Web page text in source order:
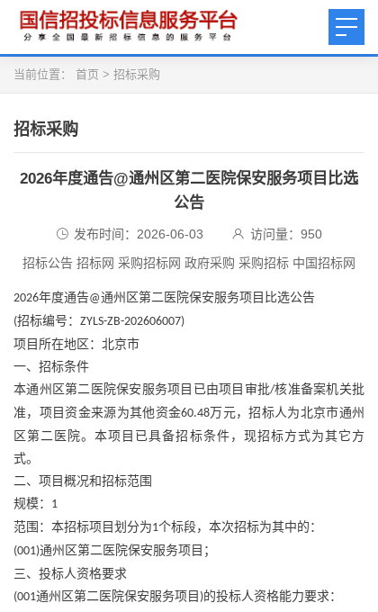
当前位置： 首页 > 招标采购
招标采购
2026年度通告@通州区第二医院保安服务项目比选
公告
发布时间：2026-06-03 访问量： 950
招标公告 招标网 采购招标网 政府采购 采购招标 中国招标网
2026年度通告@通州区第二医院保安服务项目比选公告
(招标编号： ZYLS-ZB-202606007)
项目所在地区：北京市
一、招标条件
本通州区第二医院保安服务项目已由项目审批/核准备案机关批
准，项目资金来源为其他资金60.48万元，招标人为北京市通州
区第二医院。本项目已具备招标条件，现招标方式为其它方
式。
二、项目概况和招标范围
规模： 1
范围：本招标项目划分为1个标段，本次招标为其中的：
(001)通州区第二医院保安服务项目；
三、投标人资格要求
(001通州区第二医院保安服务项目 )的投标人资格能力要求：